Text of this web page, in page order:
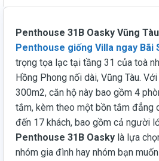
Penthouse 31B Oasky Vũng Tàu
Penthouse giống Villa ngay Bãi
trọng tọa lạc tại tầng 31 của toà
Hồng Phong nối dài, Vũng Tàu.
300m2, căn hộ này bao gồm 4
tắm, kèm theo một bồn tắm đẳng
đến 17 khách, bao gồm cả người
Penthouse 31B Oasky là lựa
nhóm gia đình hay nhóm bạn